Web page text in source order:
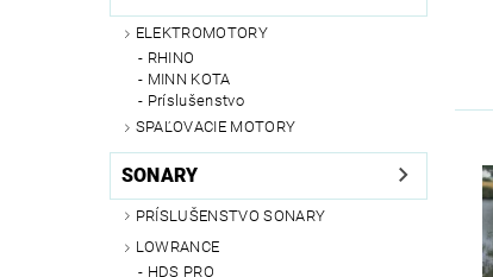
ELEKTROMOTORY
RHINO
MINN KOTA
Príslušenstvo
SPAĽOVACIE MOTORY
SONARY
PRÍSLUŠENSTVO SONARY
LOWRANCE
HDS PRO